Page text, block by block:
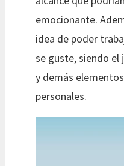
emocionante.
idea de poder
se guste, siendo
y demás
personales.